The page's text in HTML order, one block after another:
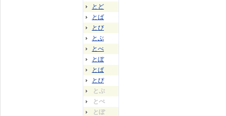
とど
とば
とび
とぶ
とべ
とぼ
とぱ
とぴ
とぷ
とぺ
とぽ